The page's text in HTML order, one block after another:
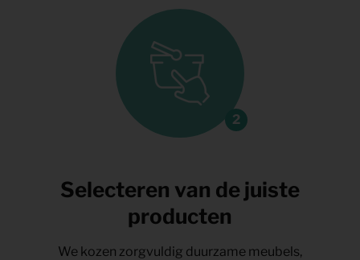
Selecteren van de juiste
producten
We kozen zorgvuldig duurzame meubels,